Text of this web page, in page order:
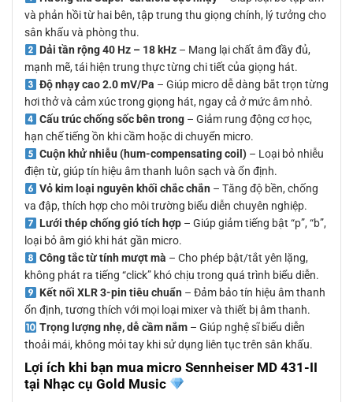
và phản hồi từ hai bên, tập trung thu giọng chính, lý tưởng cho
sân khấu và phòng thu.
Dải tần rộng 40 Hz – 18 kHz– Mang lại chất âm đầy đủ,
mạnh mẽ, tái hiện trung thực từng chi tiết của giọng hát.
Độ nhạy cao 2.0 mV/Pa – Giúp micro dễ dàng bắt trọn từng
hơi thở và cảm xúc trong giọng hát, ngay cả ở mức âm nhỏ.
Cấu trúc chống sốc bên trong– Giảm rung động cơ học,
hạn chế tiếng ồn khi cầm hoặc di chuyển micro.
Cuộn khử nhiễu (hum-compensating coil)– Loại bỏ nhiễu
điện từ, giúp tín hiệu âm thanh luôn sạch và ổn định.
Vỏ kim loại nguyên khối chắc chắn – Tăng độ bền, chống
va đập, thích hợp cho môi trường biểu diễn chuyên nghiệp.
Lưới thép chống gió tích hợp– Giúp giảm tiếng bật “p”, “b”,
loại bỏ âm gió khi hát gần micro.
Công tắc từ tính mượt mà – Cho phép bật/tắt yên lặng,
không phát ra tiếng “click” khó chịu trong quá trình biểu diễn.
Kết nối XLR 3-pin tiêu chuẩn – Đảm bảo tín hiệu âm thanh
ổn định, tương thích với mọi loại mixer và thiết bị âm thanh.
Trọng lượng nhẹ, dễ cầm nắm– Giúp nghệ sĩ biểu diễn
thoải mái, không mỏi tay khi sử dụng liên tục trên sân khấu.
Lợi ích khi bạn mua micro Sennheiser MD 431-II
tại Nhạc cụ Gold Music